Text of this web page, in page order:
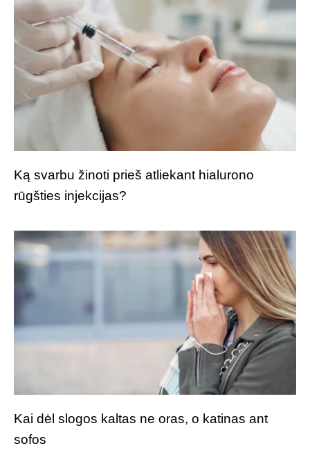
Ką svarbu žinoti prieš atliekant hialurono
rūgšties injekcijas?
Kai dėl slogos kaltas ne oras, o katinas ant
sofos